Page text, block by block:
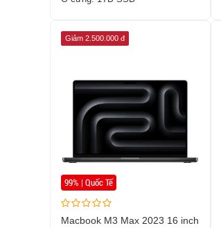
99% | Quốc Tế
Giảm 2.500.000 đ
Macbook M3 Max 2023 16 inch